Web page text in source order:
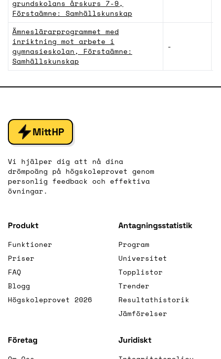
grundskolans årskurs 7-9,
Förstaämne: Samhällskunskap
Ämneslärarprogrammet med
inriktning mot arbete i
gymnasieskolan, Förstaämne:
Samhällskunskap
-
MittHP
Vi hjälper dig att nå dina
drömpoäng på högskoleprovet genom
personlig feedback och effektiva
övningar.
Produkt
Funktioner
Priser
FAQ
Blogg
Högskoleprovet 2026
Antagningsstatistik
Program
Universitet
Topplistor
Trender
Resultathistorik
Jämförelser
Företag
Juridiskt